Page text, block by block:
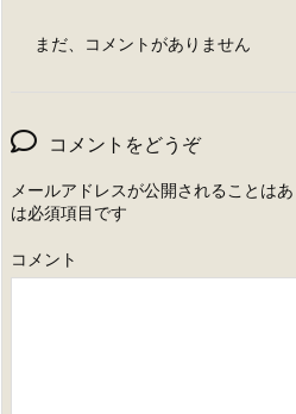
まだ、コメントがありません
コメントをどうぞ
メールアドレスが公開されることはあ
は必須項目です
コメント